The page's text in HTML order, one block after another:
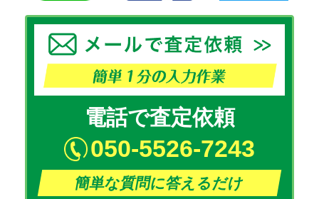
電話で査定依頼
050-5526-7243
簡単な質問に答えるだけ